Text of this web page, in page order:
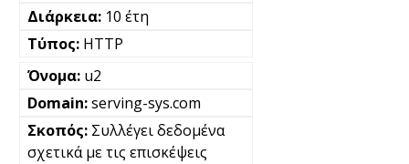
10 έτη
HTTP
u2
serving-sys.com
Συλλέγει δεδομένα
σχετικά με τις επισκέψεις